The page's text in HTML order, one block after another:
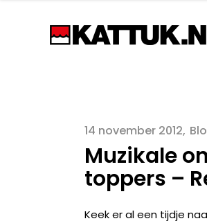
14 november 2012
Muzikale
toppers –
Keek er al een tijdje